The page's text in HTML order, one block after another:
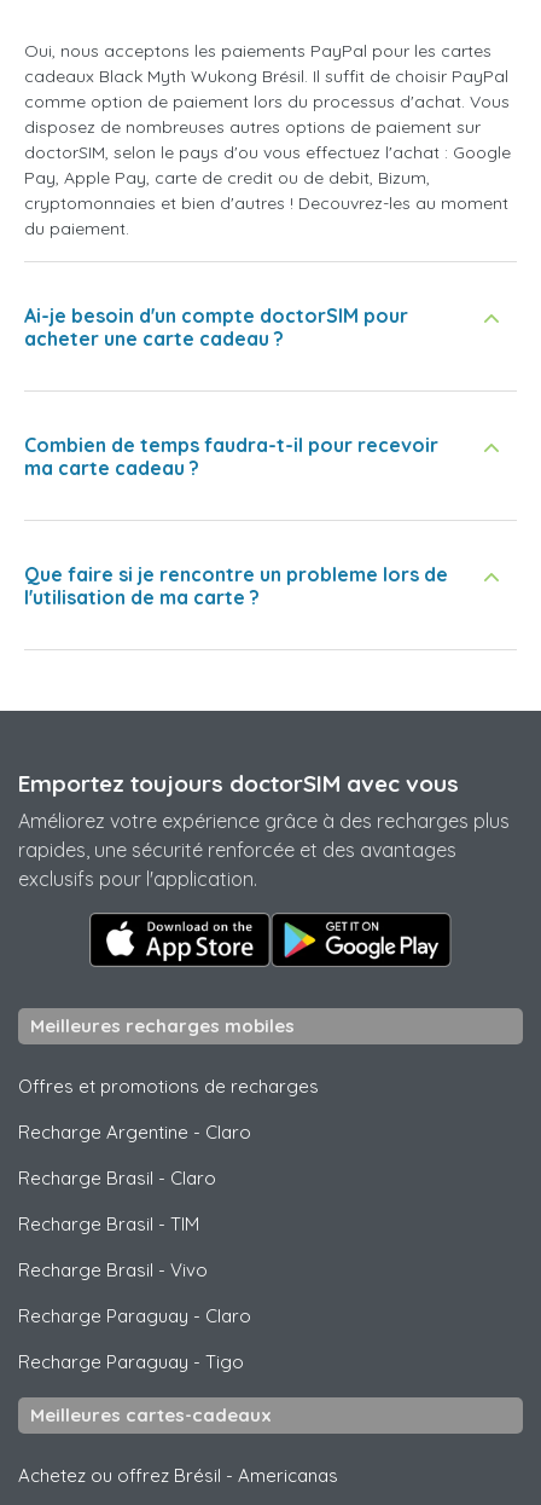
Oui, nous acceptons les paiements PayPal pour les cartes
cadeaux Black Myth Wukong Brésil. Il suffit de choisir PayPal
comme option de paiement lors du processus d'achat. Vous
disposez de nombreuses autres options de paiement sur
doctorSIM, selon le pays d'ou vous effectuez l'achat : Google
Pay, Apple Pay, carte de credit ou de debit, Bizum,
cryptomonnaies et bien d'autres ! Decouvrez-les au moment
du paiement.
Ai-je besoin d'un compte doctorSIM pour
acheter une carte cadeau ?
Combien de temps faudra-t-il pour recevoir
ma carte cadeau ?
Que faire si je rencontre un probleme lors de
l'utilisation de ma carte ?
Emportez toujours doctorSIM avec vous
Améliorez votre expérience grâce à des recharges plus
rapides, une sécurité renforcée et des avantages
exclusifs pour l'application.
Meilleures recharges mobiles
Offres et promotions de recharges
Recharge Argentine - Claro
Recharge Brasil - Claro
Recharge Brasil - TIM
Recharge Brasil - Vivo
Recharge Paraguay - Claro
Recharge Paraguay - Tigo
Meilleures cartes-cadeaux
Achetez ou offrez Brésil - Americanas